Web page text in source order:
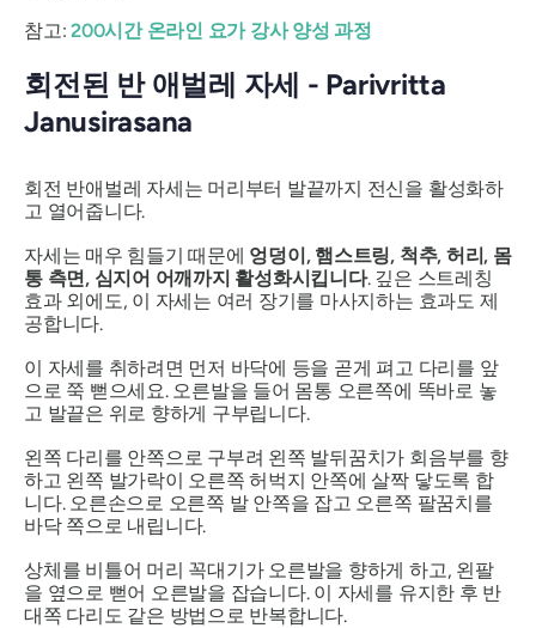
참고:200시간 온라인 요가 강사 양성 과정
회전된 반 애벌레 자세 - Parivritta
Janusirasana
회전 반애벌레 자세는 머리부터 발끝까지 전신을 활성화하
고 열어줍니다.
자세는 매우 힘들기 때문에 엉덩이, 햄스트링, 척추, 허리, 몸
통 측면, 심지어 어깨까지 활성화시킵니다. 깊은 스트레칭
효과 외에도, 이 자세는 여러 장기를 마사지하는 효과도 제
공합니다.
이 자세를 취하려면 먼저 바닥에 등을 곧게 펴고 다리를 앞
으로 쭉 뻗으세요. 오른발을 들어 몸통 오른쪽에 똑바로 놓
고 발끝은 위로 향하게 구부립니다.
왼쪽 다리를 안쪽으로 구부려 왼쪽 발뒤꿈치가 회음부를 향
하고 왼쪽 발가락이 오른쪽 허벅지 안쪽에 살짝 닿도록 합
니다. 오른손으로 오른쪽 발 안쪽을 잡고 오른쪽 팔꿈치를
바닥 쪽으로 내립니다.
상체를 비틀어 머리 꼭대기가 오른발을 향하게 하고, 왼팔
을 옆으로 뻗어 오른발을 잡습니다. 이 자세를 유지한 후 반
대쪽 다리도 같은 방법으로 반복합니다.